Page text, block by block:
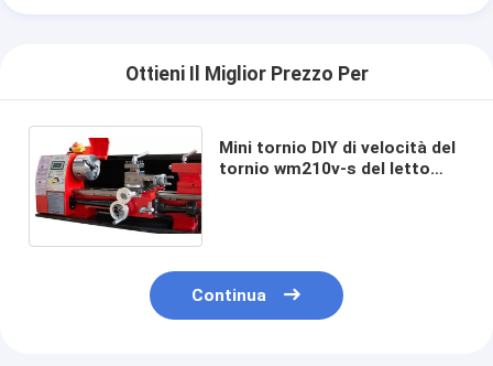
Ottieni Il Miglior Prezzo Per
Mini tornio DIY di velocità del
tornio wm210v-s del letto
Continua